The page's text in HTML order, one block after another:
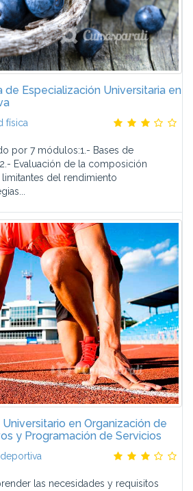
de Especialización Universitaria en
física
por 7 módulos:1.- Bases de
Evaluación de la composición
del rendimiento
en Organización de
y Programación de Servicios
las necesidades y requisitos